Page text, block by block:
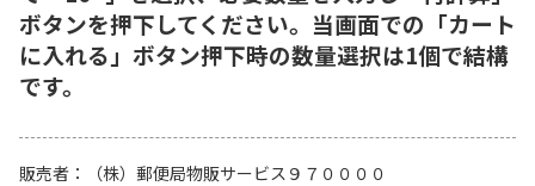
ボタンを押下してください。当画面での「カート
に入れる」ボタン押下時の数量選択は1個で結構
です。
販売者
（株）郵便局物販サービス９７００００